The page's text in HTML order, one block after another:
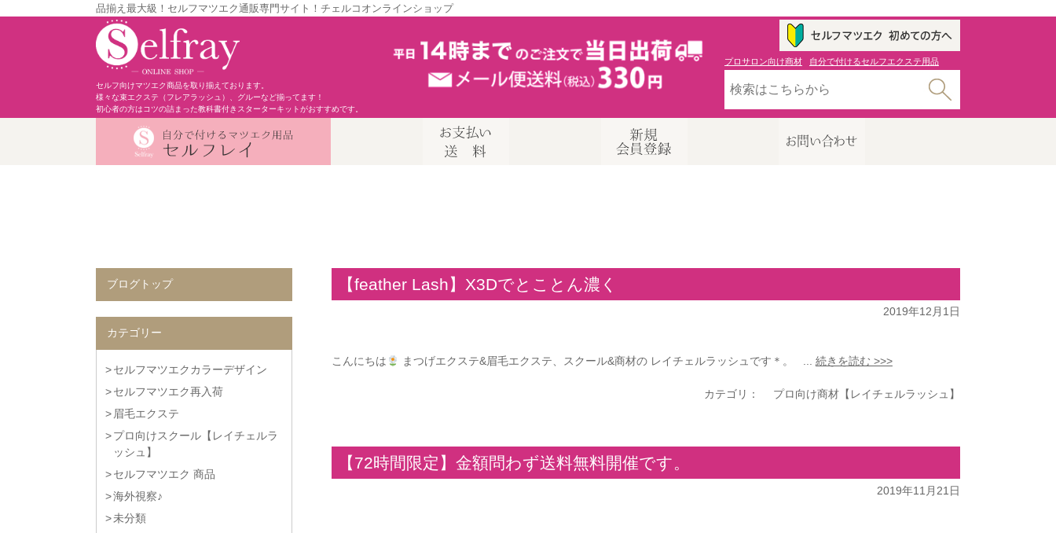
品揃え最大級！セルフマツエク通販専門サイト！チェルコオンラインショップ
セルフ向けマツエク商品を取り揃えております。
様々な束エクステ（フレアラッシュ）、グルーなど揃ってます！
初心者の方はコツの詰まった教科書付きスターターキットがおすすめです。
プロサロン向け商材 自分で付けるセルフエクステ用品
【feather Lash】X3Dでとことん濃く
2019年12月1日
こんにちは まつげエクステ&眉毛エクステ、スクール&商材の レイチェルラッシュです＊。 ... 続きを読む >>>
カテゴリ： プロ向け商材【レイチェルラッシュ】
【72時間限定】金額問わず送料無料開催です。
2019年11月21日
ブログトップ
カテゴリー
セルフマツエクカラーデザイン
セルフマツエク再入荷
眉毛エクステ
プロ向けスクール【レイチェルラ
ッシュ】
セルフマツエク 商品
海外視察♪
未分類